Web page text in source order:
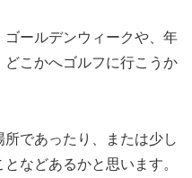
ールデンウィークや、年
こかへゴルフに行こうか
であったり、または少し
などあるかと思います。